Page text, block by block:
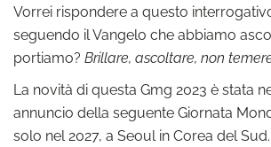
Vorrei rispondere a questo
seguendo il Vangelo che abbiamo
portiamo? Brillare, ascoltare, non
La novità di questa Gmg 2023 è stata
annuncio della seguente Giornata
solo nel 2027, a Seoul in Corea del